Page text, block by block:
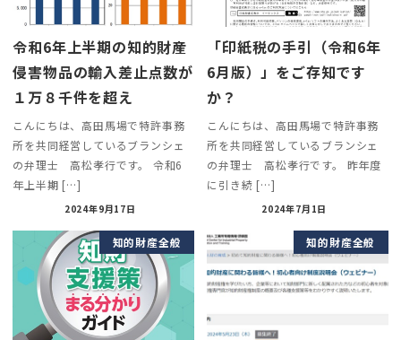
令和6年上半期の知的財産
侵害物品の輸入差止点数が
１万８千件を超え
こんにちは、高田馬場で特許事務
所を共同経営しているブランシェ
の弁理士 高松孝行です。 令和6
年上半期 […]
2024年9月17日
「印紙税の手引（令和6年
6月版）」をご存知です
か？
こんにちは、高田馬場で特許事務
所を共同経営しているブランシェ
の弁理士 高松孝行です。 昨年度
に引き続 […]
2024年7月1日
知的財産全般 知的財産全般